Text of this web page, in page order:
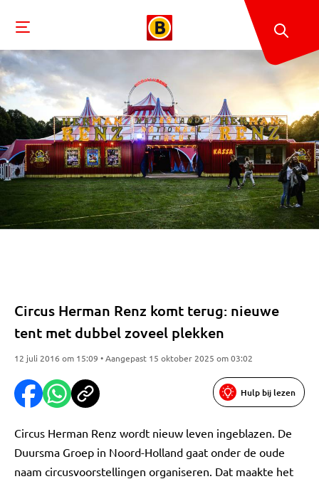
Circus Herman Renz komt terug: nieuwe
tent met dubbel zoveel plekken
12 juli 2016 om 15:09 • Aangepast 15 oktober 2025 om 03:02
Hulp bij lezen
Circus Herman Renz wordt nieuw leven ingeblazen. De
Duursma Groep in Noord-Holland gaat onder de oude
naam circusvoorstellingen organiseren. Dat maakte het